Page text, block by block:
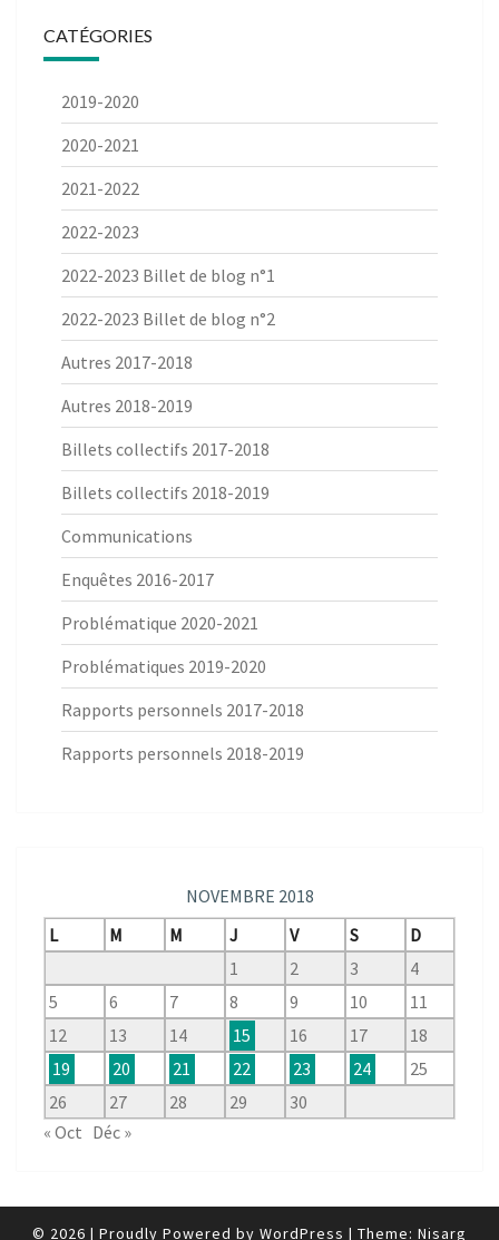
CATÉGORIES
2019-2020
2020-2021
2021-2022
2022-2023
2022-2023 Billet de blog n°1
2022-2023 Billet de blog n°2
Autres 2017-2018
Autres 2018-2019
Billets collectifs 2017-2018
Billets collectifs 2018-2019
Communications
Enquêtes 2016-2017
Problématique 2020-2021
Problématiques 2019-2020
Rapports personnels 2017-2018
Rapports personnels 2018-2019
NOVEMBRE 2018
L
M M J V S
D
1
2 3
4
5
6 7 8 9 10
11
12
13 14 15 16 17
18
19
20 21 22 23 24
25
26
27 28 29
30
« Oct Déc »
© 2026 | Proudly Powered by WordPress | Theme: Nisarg